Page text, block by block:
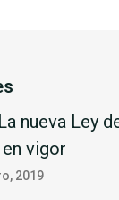
nueva Ley
vigor
2019